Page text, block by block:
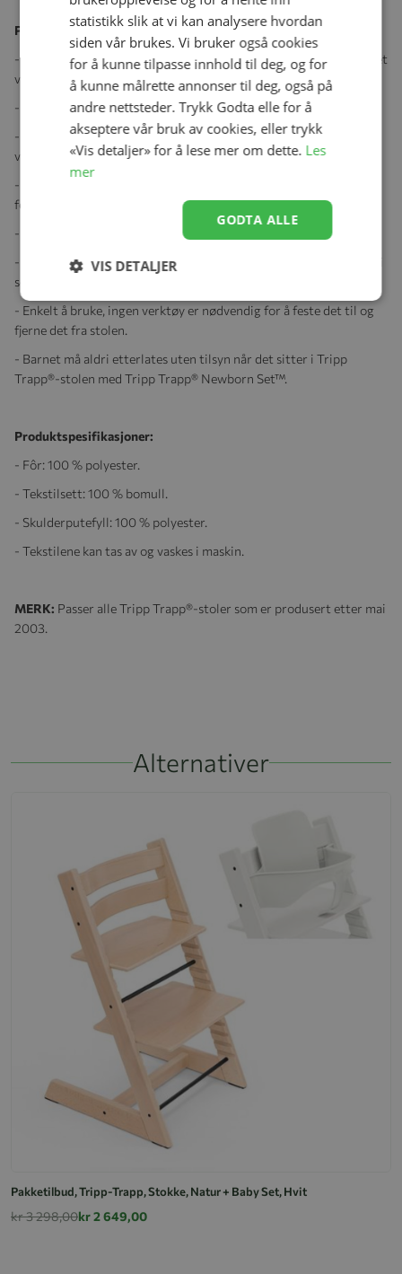
Produktegenskaper:
- Tripp Trapp® Newborn Set™ kan brukes fra fødselen og til barnet
veier 9 kg.
- Ergonomisk og romslig med optimal beinstøtte.
- To stillinger for barnets komfort, med enhåndsutløser for
vinkeljustering.
- Setet er utstyrt med røde indikatorer som blir grønne når det
festes på korrekt måte i Tripp Trapp®-stolen.
- Perforert for optimal luftgjennomstrømning.
- Setet har en 5-punkts sele som må brukes så lenge barnet sitter i
setet.
- Enkelt å bruke, ingen verktøy er nødvendig for å feste det til og
fjerne det fra stolen.
- Barnet må aldri etterlates uten tilsyn når det sitter i Tripp
Trapp®-stolen med Tripp Trapp® Newborn Set™.
Produktspesifikasjoner:
- Fôr: 100 % polyester.
- Tekstilsett: 100 % bomull.
- Skulderputefyll: 100 % polyester.
- Tekstilene kan tas av og vaskes i maskin.
MERK: Passer alle Tripp Trapp®-stoler som er produsert etter mai
2003.
Alternativer
Pakketilbud, Tripp-Trapp, Stokke, Natur + Baby Set, Hvit
kr 3 298,00kr 2 649,00
statistikk slik at vi kan analysere hvordan
siden vår brukes. Vi bruker også cookies
for å kunne tilpasse innhold til deg, og for
å kunne målrette annonser til deg, også på
andre nettsteder. Trykk Godta elle for å
akseptere vår bruk av cookies, eller trykk
«Vis detaljer» for å lese mer om dette. Les
mer
GODTA ALLE
VIS DETALJER